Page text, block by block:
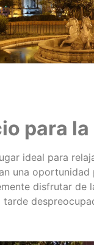
para
ideal para
una
disfrutar de